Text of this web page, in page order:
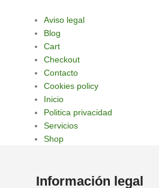
Aviso legal
Blog
Cart
Checkout
Contacto
Cookies policy
Inicio
Politica privacidad
Servicios
Shop
Información legal